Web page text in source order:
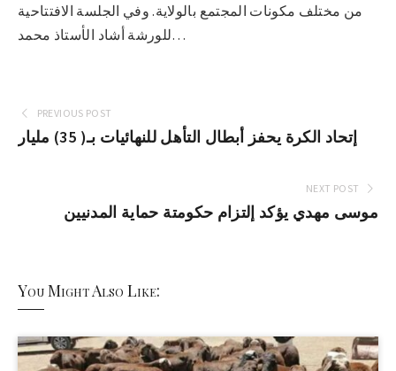
من مختلف مكونات المجتمع بالولاية. وفي الجلسة الافتتاحية
للورشة أشاد الأستاذ محمد…
PREVIOUS POST
إتحاد الكرة يحفز أبطال التأهل للنهائيات بـ( 35) مليار
NEXT POST
موسى مهدي يؤكد إلتزام حكومتة حماية المدنيين
You Might Also Like: